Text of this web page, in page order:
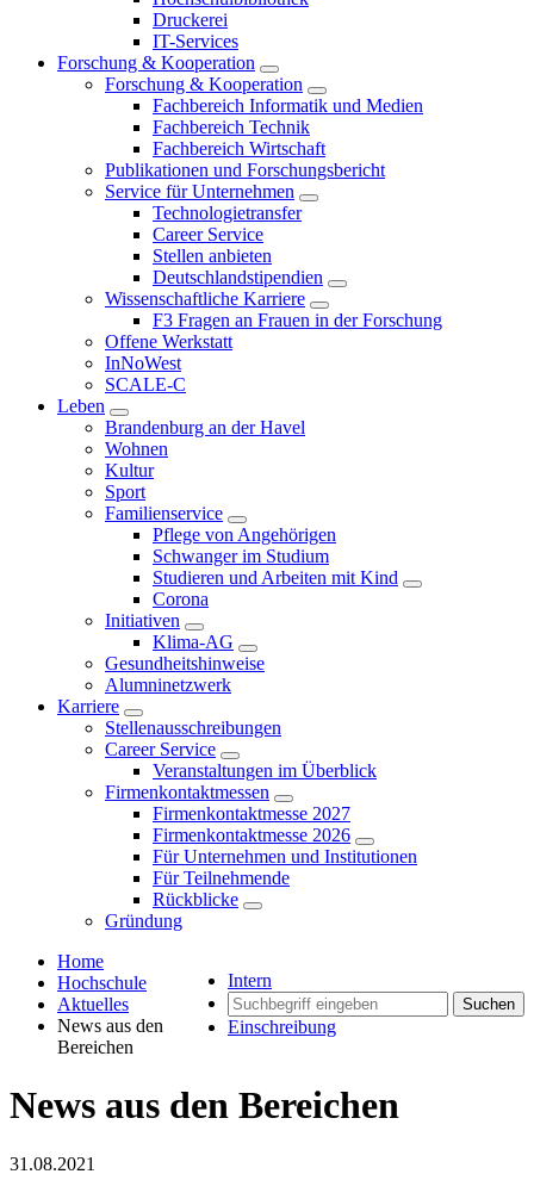
Druckerei
IT-Services
Forschung & Kooperation
Forschung & Kooperation
Fachbereich Informatik und Medien
Fachbereich Technik
Fachbereich Wirtschaft
Publikationen und Forschungsbericht
Service für Unternehmen
Technologietransfer
Career Service
Stellen anbieten
Deutschlandstipendien
Wissenschaftliche Karriere
F3 Fragen an Frauen in der Forschung
Offene Werkstatt
InNoWest
SCALE-C
Leben
Brandenburg an der Havel
Wohnen
Kultur
Sport
Familienservice
Pflege von Angehörigen
Schwanger im Studium
Studieren und Arbeiten mit Kind
Corona
Initiativen
Klima-AG
Gesundheitshinweise
Alumninetzwerk
Karriere
Stellenausschreibungen
Career Service
Veranstaltungen im Überblick
Firmenkontaktmessen
Firmenkontaktmesse 2027
Firmenkontaktmesse 2026
Für Unternehmen und Institutionen
Für Teilnehmende
Rückblicke
Gründung
Intern
Suchen
Einschreibung
Home
Hochschule
Aktuelles
News aus den
Bereichen
News aus den Bereichen
31.08.2021